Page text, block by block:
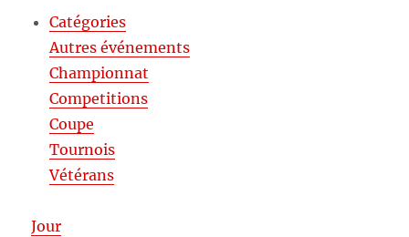
Catégories
Autres événements
Championnat
Competitions
Coupe
Tournois
Vétérans
Jour